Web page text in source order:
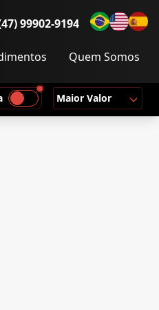
99902-9194
Quem Somos
Maior Valor